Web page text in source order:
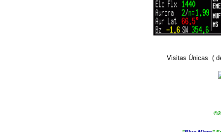
Visitas Únicas (